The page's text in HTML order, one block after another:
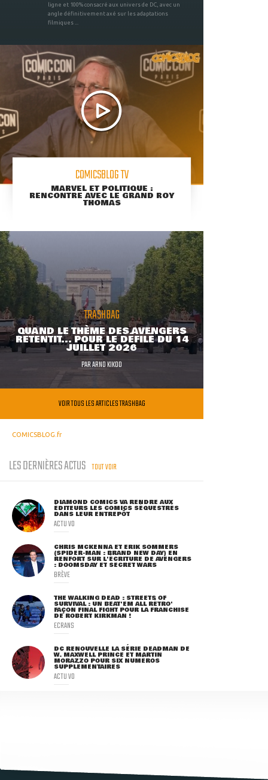
ligne et 100% consacré aux univers de DC, avec un
angle définitivement axé sur les adaptations
filmiques ...
COMICSBLOG TV
MARVEL ET POLITIQUE :
RENCONTRE AVEC LE GRAND ROY
THOMAS
TRASHBAG
QUAND LE THÈME DES AVENGERS
RETENTIT... POUR LE DÉFILÉ DU 14
JUILLET 2026
PARARNO KIKOO
VOIR TOUS LES ARTICLES TRASHBAG
COMICSBLOG.fr
LES DERNIÈRES ACTUS TOUT VOIR
DIAMOND COMICS VA RENDRE AUX
ÉDITEURS LES COMICS SÉQUESTRÉS
DANS LEUR ENTREPÔT
ACTU VO
CHRIS MCKENNA ET ERIK SOMMERS
(SPIDER-MAN : BRAND NEW DAY) EN
RENFORT SUR L'ÉCRITURE DE AVENGERS
: DOOMSDAY ET SECRET WARS
BRÈVE
THE WALKING DEAD : STREETS OF
SURVIVAL : UN BEAT'EM ALL RÉTRO'
FAÇON FINAL FIGHT POUR LA FRANCHISE
DE ROBERT KIRKMAN !
ECRANS
DC RENOUVELLE LA SÉRIE DEADMAN DE
W. MAXWELL PRINCE ET MARTIN
MORAZZO POUR SIX NUMÉROS
SUPPLÉMENTAIRES
ACTU VO